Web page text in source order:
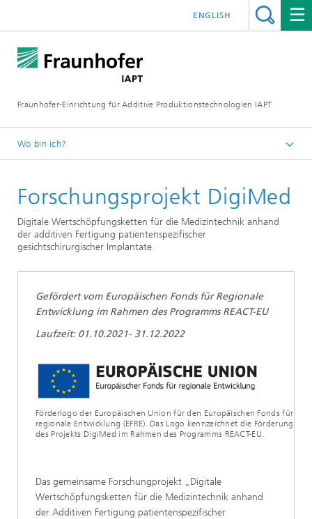
Fraunhofer-Einrichtung für Additive Produktionstechnologien IAPT
ENGLISH
Wo bin ich?
Zukunftsfelder & Branchen
Forschungsprojekt DigiMed
Digitale Wertschöpfungsketten für die Medizintechnik anhand
der additiven Fertigung patientenspezifischer
gesichtschirurgischer Implantate
Gefördert vom Europäischen Fonds für Regionale
Entwicklung im Rahmen des Programms REACT-EU
Laufzeit: 01.10.2021- 31.12.2022
Förderlogo der Europäischen Union für den Europäischen Fonds für
regionale Entwicklung (EFRE). Das Logo kennzeichnet die Förderung
des Projekts DigiMed im Rahmen des Programms REACT-EU.
Das gemeinsame Forschungprojekt „Digitale
Wertschöpfungsketten für die Medizintechnik anhand
der Additiven Fertigung patientenspezifischer